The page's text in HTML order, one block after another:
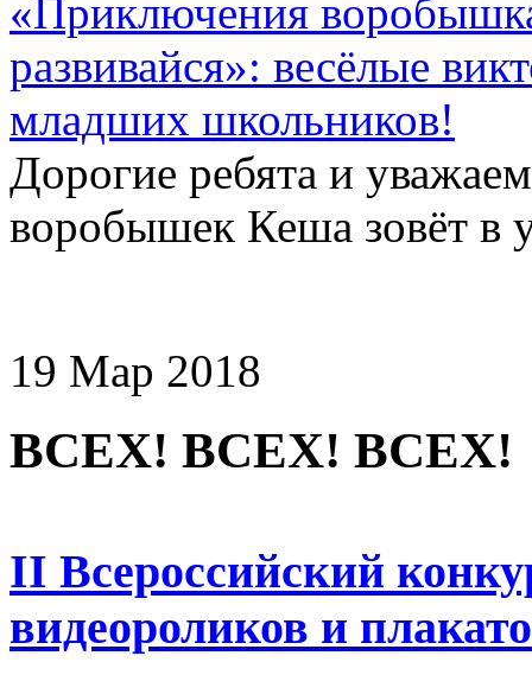
«Приключения
развивайся»: весёлые
младших школьников!
Дорогие ребята и
воробышек Кеша зовёт в
19 Мар 2018
ВСЕХ! ВСЕХ! ВСЕХ!
II Всероссийский
видеороликов и